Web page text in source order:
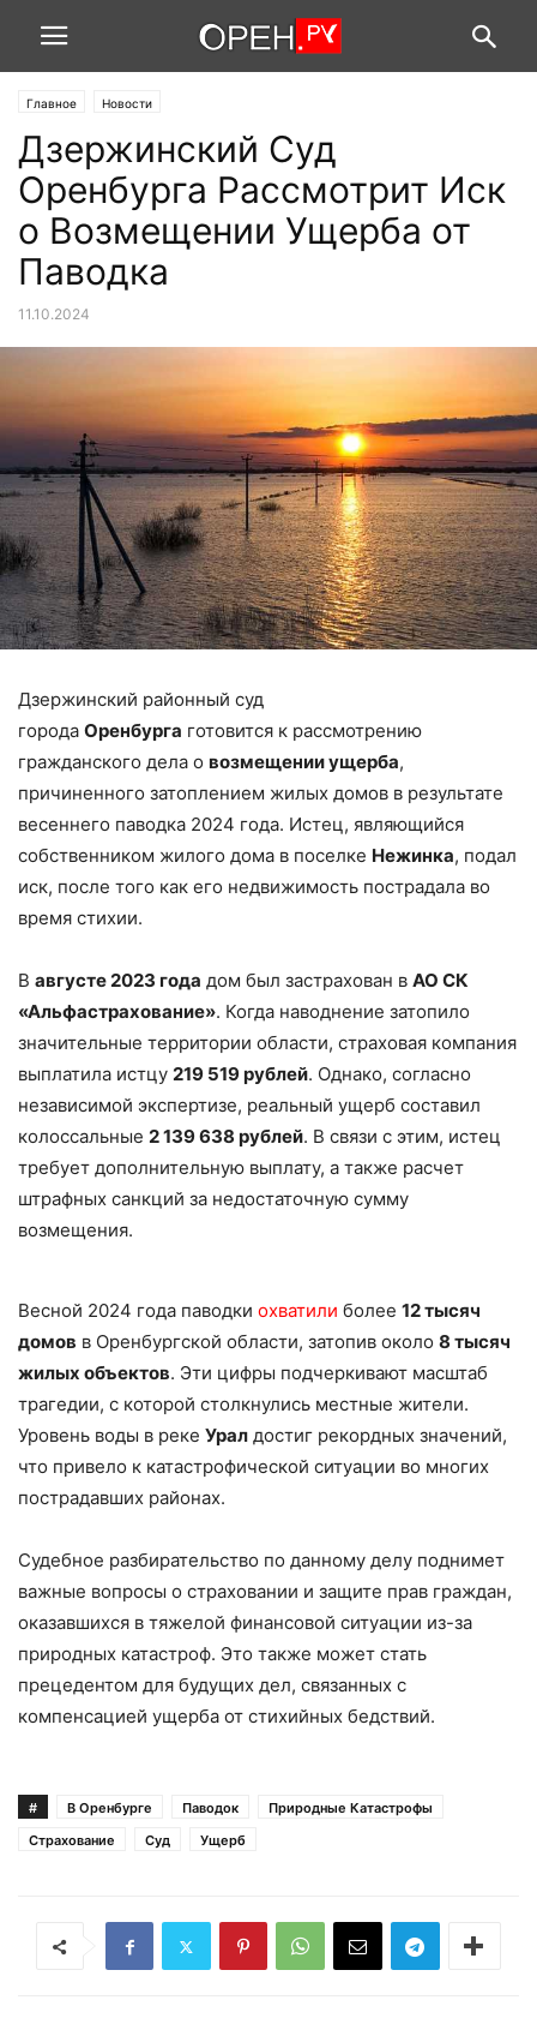
Главное Новости
Дзержинский Суд
Оренбурга Рассмотрит Иск
о Возмещении Ущерба от
Паводка
11.10.2024
Дзержинский районный суд
города Оренбурга готовится к рассмотрению
гражданского дела о возмещении ущерба,
причиненного затоплением жилых домов в результате
весеннего паводка 2024 года. Истец, являющийся
собственником жилого дома в поселке Нежинка, подал
иск, после того как его недвижимость пострадала во
время стихии.
В августе 2023 года дом был застрахован в АО СК
«Альфастрахование». Когда наводнение затопило
значительные территории области, страховая компания
выплатила истцу 219 519 рублей. Однако, согласно
независимой экспертизе, реальный ущерб составил
колоссальные 2 139 638 рублей. В связи с этим, истец
требует дополнительную выплату, а также расчет
штрафных санкций за недостаточную сумму
возмещения.
Весной 2024 года паводки охватили более 12 тысяч
домов в Оренбургской области, затопив около 8 тысяч
жилых объектов. Эти цифры подчеркивают масштаб
трагедии, с которой столкнулись местные жители.
Уровень воды в реке Урал достиг рекордных значений,
что привело к катастрофической ситуации во многих
пострадавших районах.
Судебное разбирательство по данному делу поднимет
важные вопросы о страховании и защите прав граждан,
оказавшихся в тяжелой финансовой ситуации из-за
природных катастроф. Это также может стать
прецедентом для будущих дел, связанных с
компенсацией ущерба от стихийных бедствий.
# В Оренбурге Паводок
Природные Катастрофы
Страхование
Суд Ущерб